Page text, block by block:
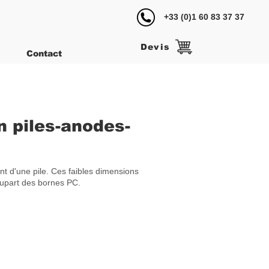
+33 (0)1 60 83 37 37
Devis
Contact
piles-anodes-
d'une pile. Ces faibles dimensions
des bornes PC.